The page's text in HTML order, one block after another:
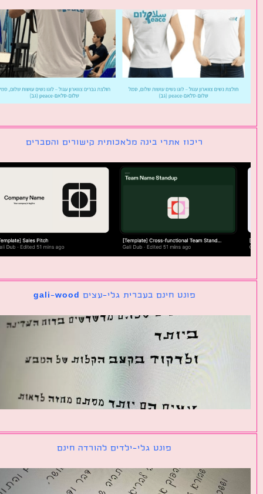
ריכוז אתרי בינה מלאכותית קישורים והסברים
פונט חינם בעברית גלי-עצים gali-wood
פונט גלי-ילדים להורדה חינם